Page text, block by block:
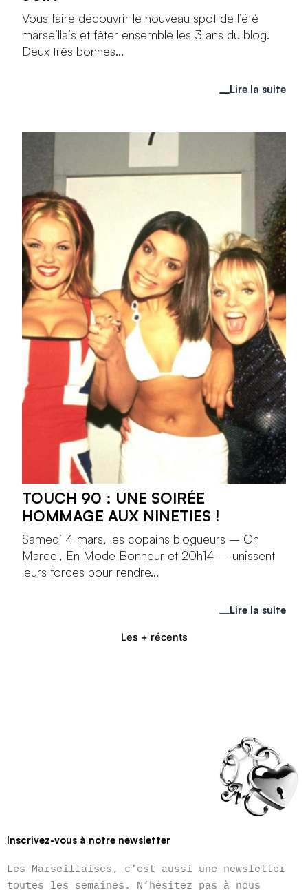
Les + récents
Vous faire découvrir le nouveau spot de l’été
marseillais et fêter ensemble les 3 ans du blog.
Deux très bonnes...
Lire la suite
TOUCH 90 : UNE SOIRÉE
HOMMAGE AUX NINETIES !
Samedi 4 mars, les copains blogueurs – Oh
Marcel, En Mode Bonheur et 20h14 – unissent
leurs forces pour rendre...
Lire la suite
Inscrivez-vous à notre newsletter
Les Marseillaises, c’est aussi une newsletter
toutes les semaines. N’hésitez pas à nous